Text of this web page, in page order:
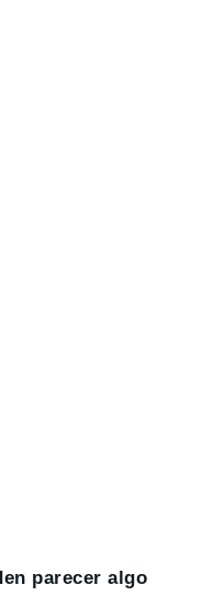
parecer algo